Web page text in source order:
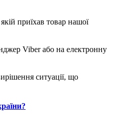
приїхав товар нашої
Viber або на електронну
ситуації, що